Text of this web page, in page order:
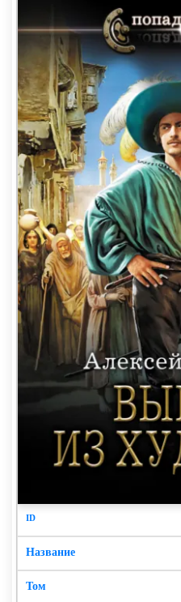
– Отсутствие эмоций
насчет резких
такой цепи только
чтобы не побили.
– О цепи поговорим
сейчас в другом мире,
А вот после этих слов
Красивый, однако,
хорошим таким,
На автомате подошел к
к кувшину. Вино
или галлюцинировать –
В любом случае сейчас
– Какой другой мир?
Бред! Объясните!
– Но для того чтобы я
понятными для вас
ваших представлениях о
– А разве вы не читаете
– Увы, только те,
донести и ясно
массу сил, потом их
Так что, если не